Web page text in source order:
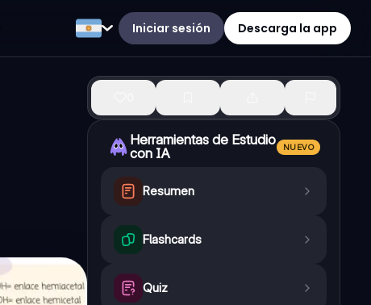
Iniciar sesión Descarga la app
Herramientas de Estudio
con IA
NUEVO
Resumen
Flashcards
Quiz